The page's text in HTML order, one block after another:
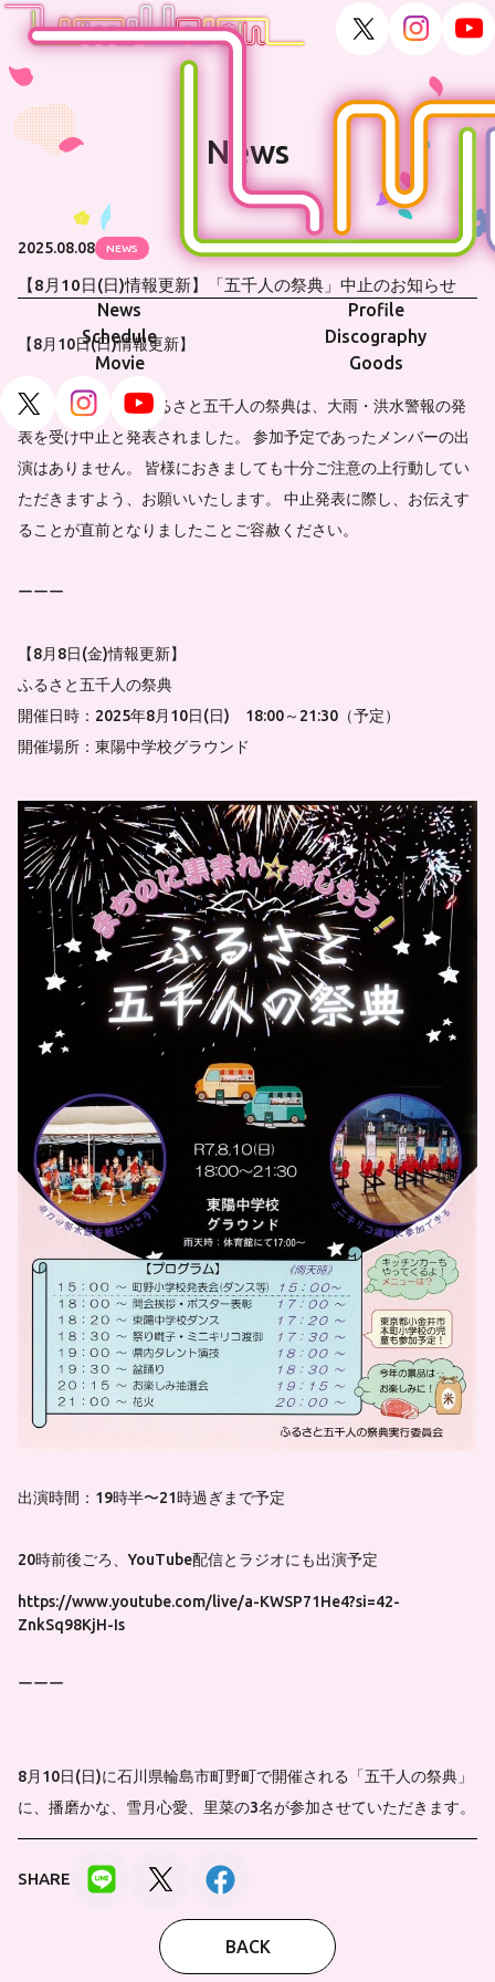
News
Profile
Schedule
Discography
Movie
Goods
News
2025.08.08 NEWS
【8月10日(日)情報更新】「五千人の祭典」中止のお知らせ
【8月10日(日)情報更新】
本日、町野町でのふるさと五千人の祭典は、大雨・洪水警報の発
表を受け中止と発表されました。 参加予定であったメンバーの出
演はありません。 皆様におきましても十分ご注意の上行動してい
ただきますよう、お願いいたします。 中止発表に際し、お伝えす
ることが直前となりましたことご容赦ください。
ーーー
【8月8日(金)情報更新】
ふるさと五千人の祭典
開催日時：2025年8月10日(日) 18:00～21:30（予定）
開催場所：東陽中学校グラウンド
出演時間：19時半〜21時過ぎまで予定
20時前後ごろ、YouTube配信とラジオにも出演予定
https://www.youtube.com/live/a-KWSP71He4?si=42-
ZnkSq98KjH-Is
ーーー
8月10日(日)に石川県輪島市町野町で開催される「五千人の祭典」
に、播磨かな、雪月心愛、里菜の3名が参加させていただきます。
SHARE
BACK